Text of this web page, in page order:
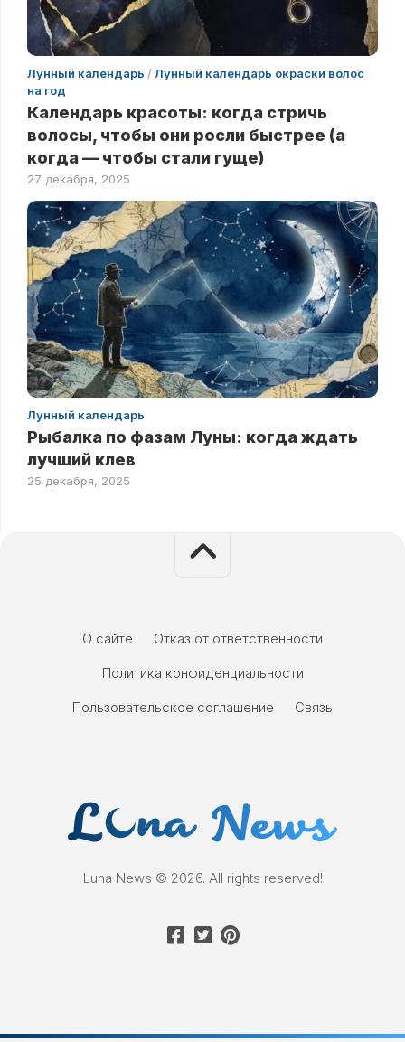
Лунный календарь /Лунный календарь окраски волос
на год
Календарь красоты: когда стричь
волосы, чтобы они росли быстрее (а
когда — чтобы стали гуще)
27 декабря, 2025
Лунный календарь
Рыбалка по фазам Луны: когда ждать
лучший клев
25 декабря, 2025
О сайте
Отказ от ответственности
Политика конфиденциальности
Пользовательское соглашение
Связь
Luna News © 2026. All rights reserved!